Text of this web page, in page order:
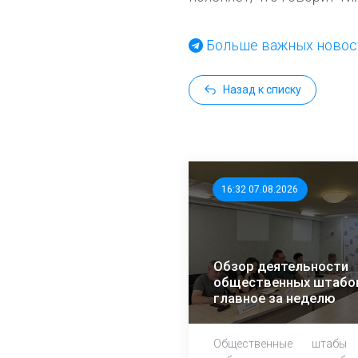
Больше важных
Назад к списку
16:32 07.08.2026
Обзор деятельности
общественных
главное за неделю
Общественные